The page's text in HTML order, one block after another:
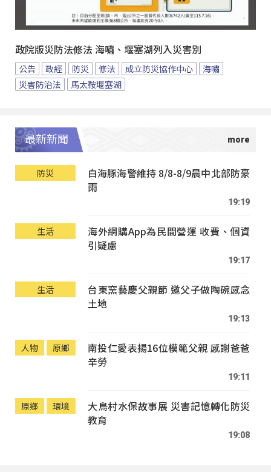
政院版災防法修法 海嘯、堰塞湖列入災害別
公告 政經 防災 修法 成立防災協作中心
海嘯
災害防治法
馬太鞍堰塞湖
最新新聞
防災
白海豚海警維持 8/8-8/9晨中北部防豪
雨
19:19
生活
海外網購App為民間營運 收費、個資
引疑慮
19:17
生活
台東窯藝慶父親節 邀父子做陶碗感念
土地
19:13
人物 原鄉
南投仁愛表揚16位模範父親 感謝爸爸
辛勞
19:11
原鄉 環境
大鳥村水保故事展 災害記憶轉化防災
教育
19:08